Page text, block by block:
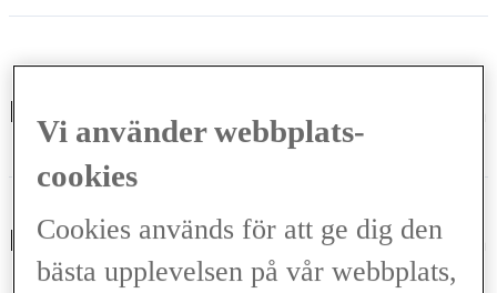
Längd (mm)
Bredd (mm) 1825 mm
Vi använder webbplats-
cookies
Cookies används för att ge dig den
bästa upplevelsen på vår webbplats,